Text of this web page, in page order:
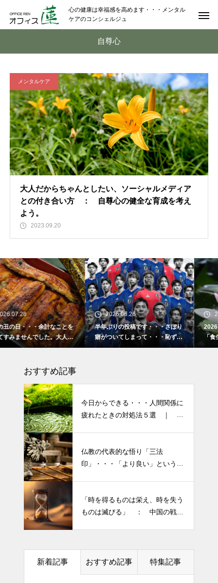
心の健康は幸福感を高めます・・・メンタル
ケアのコンシェルジュ
自尊心
メンタルケア
大人だからちゃんとしたい、ソーシャルメディア
との付き合い方 ： 自尊心の健全な育成を考え
よう。
2023.09.20
2026.06.26
半年ぶりの投稿です・・・さぼり
癖がついてしまって・・・恥ずか
しぃ～ (〃ﾉωﾉ)
2026.02.16
2026 今年初めての投稿・・
「食生活習慣の改善」が今年
ーマです。
おすすめ記事
今日からできる・・・人間関係に
疲れたときの対処法５選 ｜ 心
仏教の代表的な悟り「三法
印」・・・「より良い」という気
「時を得るものは栄え、時を失う
ものは滅びる」 ： 中国の戦国
新着記事 おすすめ記事 特集記事
半年ぶりの投稿です・・・さぼ
2026 今年初めての投稿・・・
「食生活習慣の改善」が今年の
土用の丑の日・・・余計なこと